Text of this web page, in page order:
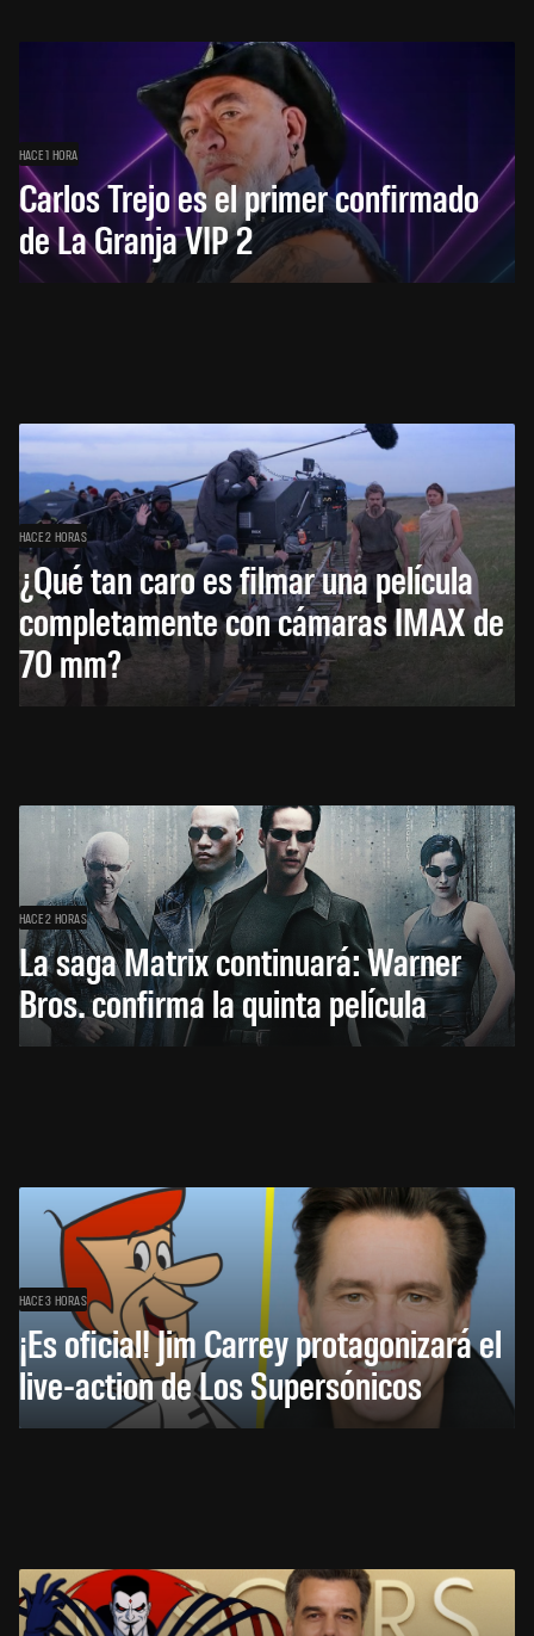
HACE 1 HORA
Carlos Trejo es el primer confirmado
de La Granja VIP 2
HACE 2 HORAS
¿Qué tan caro es filmar una película
completamente con cámaras IMAX de
70 mm?
HACE 2 HORAS
La saga Matrix continuará: Warner
Bros. confirma la quinta película
HACE 3 HORAS
¡Es oficial! Jim Carrey protagonizará el
live-action de Los Supersónicos